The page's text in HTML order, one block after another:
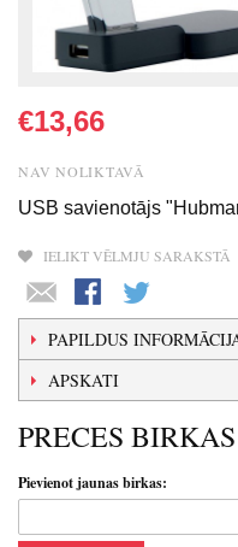
€13,66
NAV NOLIKTAVĀ
USB savienotājs
IELIKT VĒLMJU SARAKSTĀ
PAPILDUS
APSKATI
PRECES BIRKAS
Pievienot jaunas birkas: